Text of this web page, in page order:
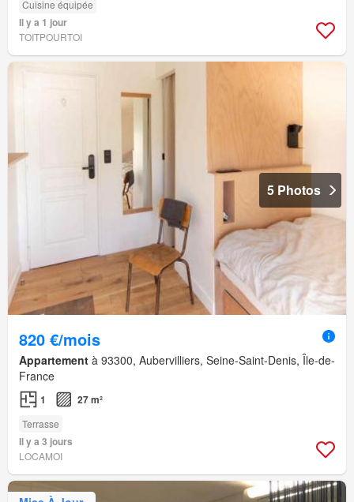
Cuisine équipée
Il y a 1 jour
TOITPOURTOI
5 Photos
820 €/mois
Appartement à 93300, Aubervilliers, Seine-Saint-Denis, Île-de-
France
1 27 m²
Terrasse
Il y a 3 jours
LOCAMOI